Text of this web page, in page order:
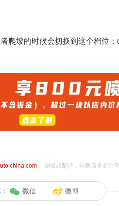
爬坡的时候会切换到这个档位
）编辑或翻译，转载请务必注明
微信 微博